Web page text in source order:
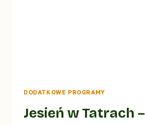
DODATKOWE PROGRAMY
Jesień w Tatrach –